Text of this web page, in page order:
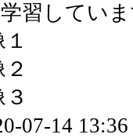
習してい
07-14